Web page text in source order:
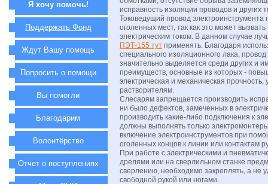
исправность изоляции проводов и других
Токоведущий провод электроинструмента
оголенных мест, так как это может
электрическим током. В данном случае
ПЭТ-155 тут применять. Благодаря
специального изоляционного лака,
значительно выделяется среди других и
преимуществ, основные из которых -
электрическая и механическая прочность,
растворителям.
Слесарям запрещается производить
ни было дефектов, замеченных в
производить какие-либо подключения к
должны выполнять только
включение электроинструментов при
оголенных концов к линии или контактам
При работе с электрическими и
дрелями или на сверлильном станке
сверлению, необходимо закреплять, а не
свободной рукой или ногами.
Я хочу помочь!
Поддержать Фонд
Ждут Вашу помощь
Попросить о помощи
Вы помогли
Благодарим
Волонтёрство
Отчет о поступлениях